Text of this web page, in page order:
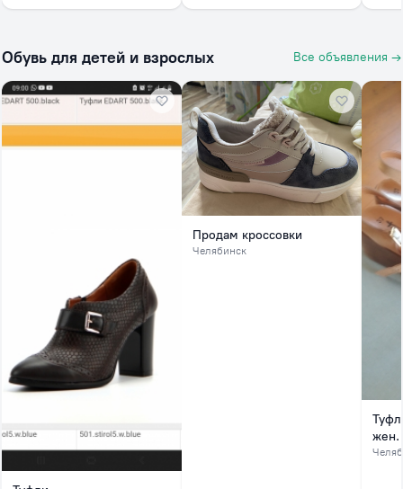
Обувь для детей и взрослых Все объявления →
Продам кроссовки
Челябинск
жен.